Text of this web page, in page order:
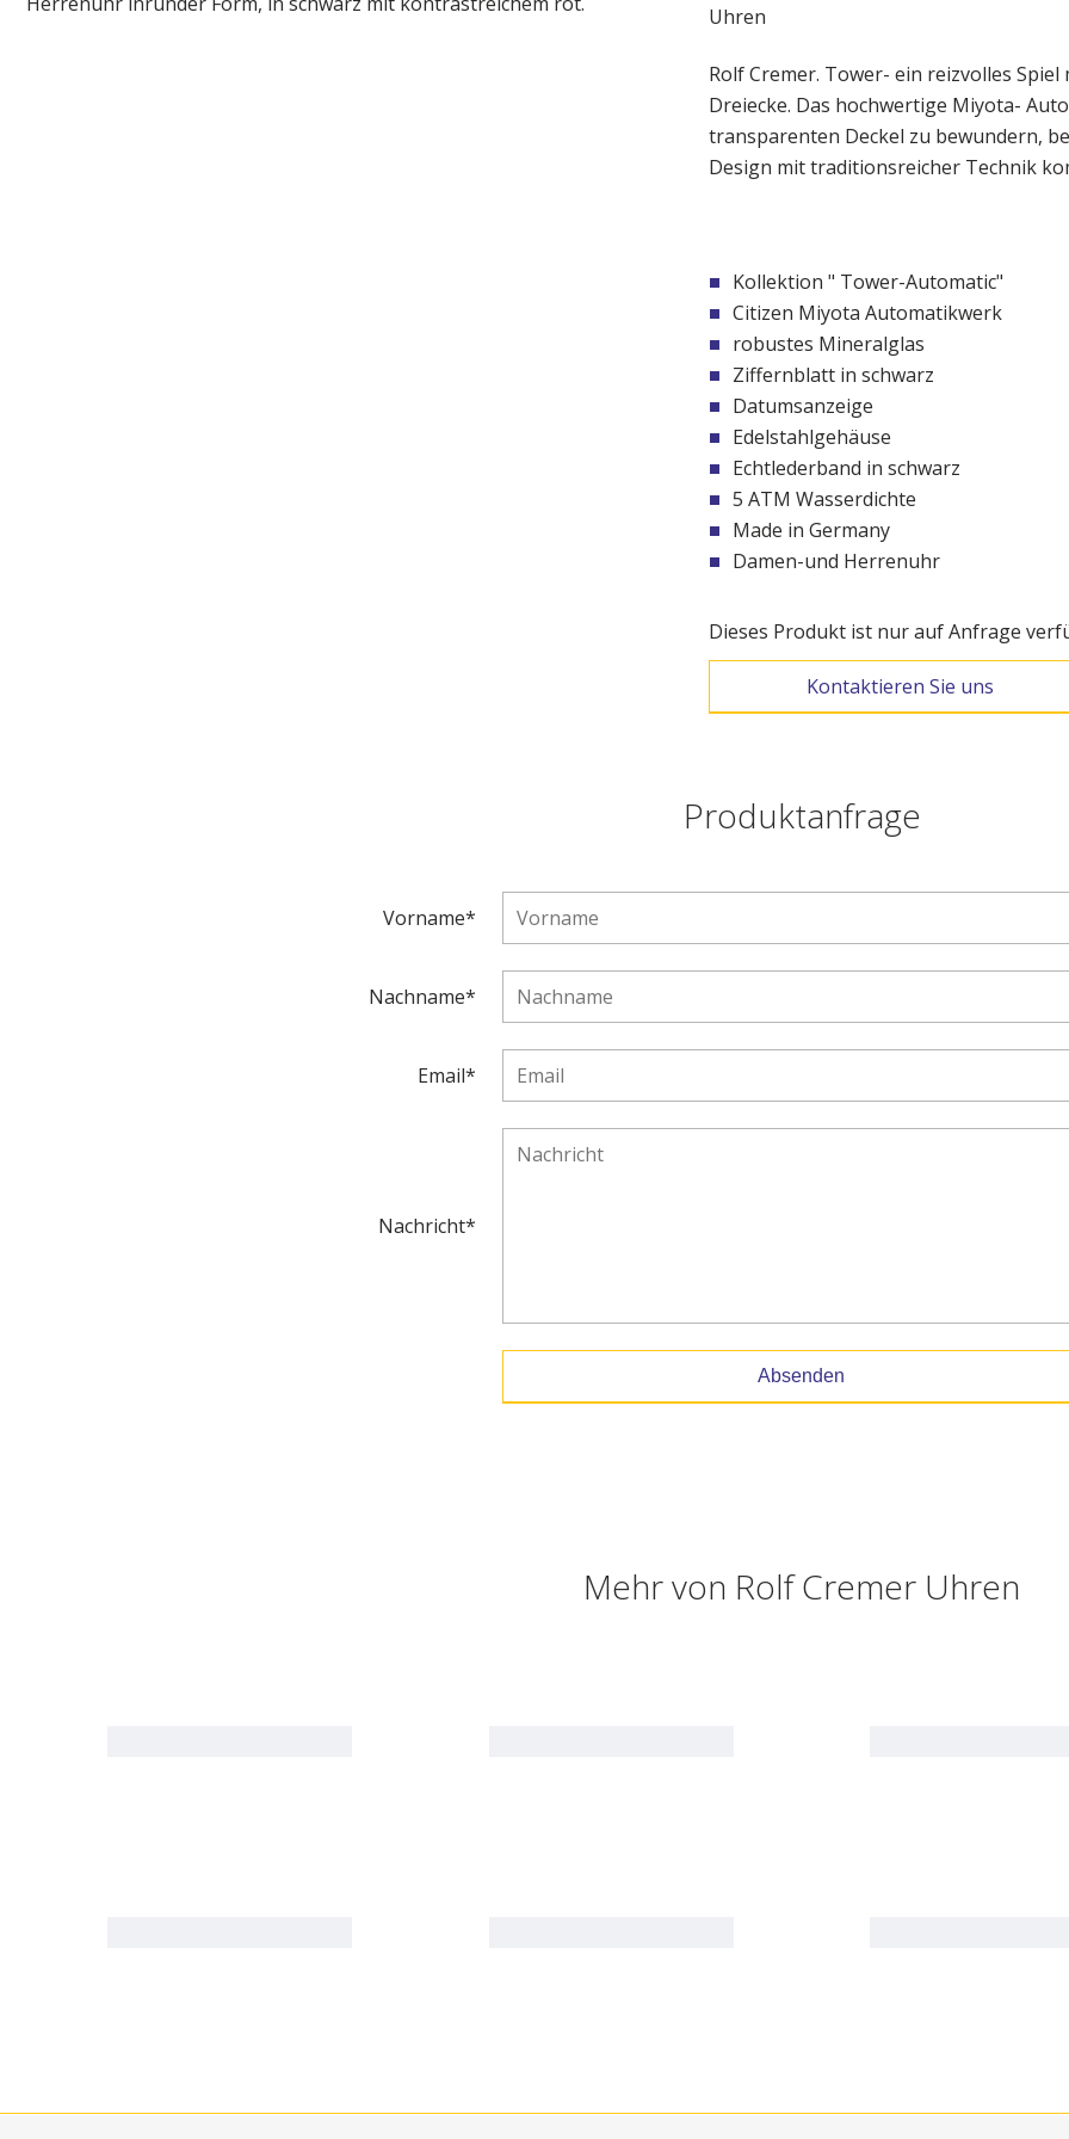
Dieses Produkt ist nur auf Anfrage
Kontaktieren Sie uns
Rolf Cremer. Tower- ein reizvolles
Dreiecke. Das hochwertige Miyota-
transparenten Deckel zu bewundern,
Design mit traditionsreicher Technik
Kollektion " Tower-Automatic"
Citizen Miyota Automatikwerk
robustes Mineralglas
Ziffernblatt in schwarz
Datumsanzeige
Edelstahlgehäuse
Echtlederband in schwarz
5 ATM Wasserdichte
Made in Germany
Damen-und Herrenuhr
Produktanfrage
Vorname*
Nachname*
Email*
Nachricht*
Absenden
Mehr von Rolf Cremer Uhren